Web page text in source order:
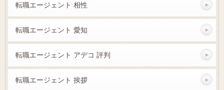
転職エージェント 相性
転職エージェント 愛知
転職エージェント アデコ 評判
転職エージェント 挨拶